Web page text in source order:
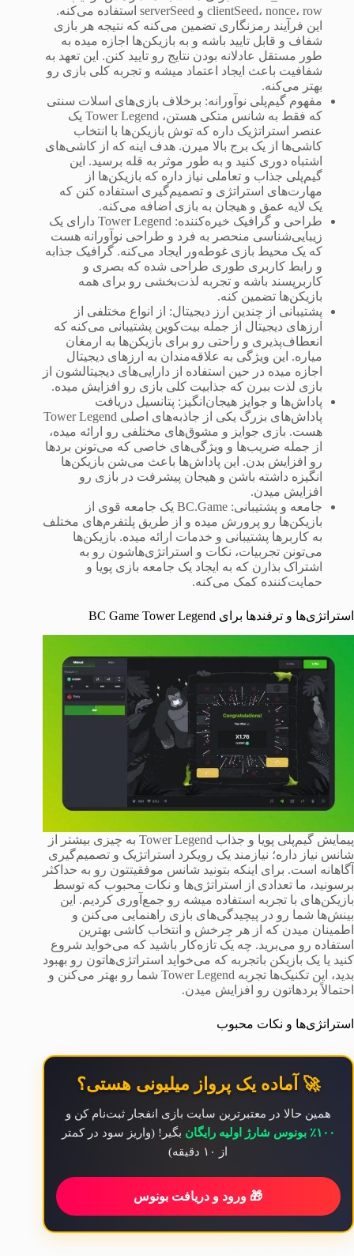
clientSeed، nonce، row و serverSeed استفاده می‌کنه.
این فرآیند رمزنگاری تضمین می‌کنه که نتیجه هر بازی
شفاف و قابل تایید باشه و به بازیکن‌ها اجازه میده به
طور مستقل عادلانه بودن نتایج رو تایید کنن. این تعهد به
شفافیت باعث ایجاد اعتماد میشه و تجربه کلی بازی رو
بهتر می‌کنه.
مفهوم گیم‌پلی نوآورانه: برخلاف بازی‌های اسلات سنتی
که فقط به شانس متکی هستن، Tower Legend یک
عنصر استراتژیک داره که توش بازیکن‌ها با انتخاب
کاشی‌ها از یک برج بالا میرن. هدف اینه که از کاشی‌های
اشتباه دوری کنید و به طور موثر به قله برسید. این
گیم‌پلی جذاب و تعاملی نیاز داره که بازیکن‌ها از
مهارت‌های استراتژی و تصمیم‌گیری استفاده کنن که
یک لایه عمق و هیجان به بازی اضافه می‌کنه.
طراحی و گرافیک خیره‌کننده: Tower Legend دارای یک
زیبایی‌شناسی منحصر به فرد و طراحی نوآورانه هست
که یک محیط بازی غوطه‌ور ایجاد می‌کنه. گرافیک جذابه
و رابط کاربری طوری طراحی شده که بصری و
کاربرپسند باشه و تجربه لذت‌بخشی رو برای همه
بازیکن‌ها تضمین کنه.
پشتیبانی از چندین ارز دیجیتال: از انواع مختلفی از
ارزهای دیجیتال از جمله بیت‌کوین پشتیبانی می‌کنه که
انعطاف‌پذیری و راحتی رو برای بازیکن‌ها به ارمغان
میاره. این ویژگی به علاقه‌مندان به ارزهای دیجیتال
اجازه میده در حین استفاده از دارایی‌های دیجیتالشون از
بازی لذت ببرن که جذابیت کلی بازی رو افزایش میده.
پاداش‌ها و جوایز هیجان‌انگیز: پتانسیل دریافت
پاداش‌های بزرگ یکی از جاذبه‌های اصلی Tower Legend
هست. بازی جوایز و مشوق‌های مختلفی رو ارائه میده،
از جمله ضریب‌ها و ویژگی‌های خاصی که می‌تونن برد‌ها
رو افزایش بدن. این پاداش‌ها باعث می‌شن بازیکن‌ها
انگیزه داشته باشن و هیجان پیشرفت در بازی رو
افزایش میدن.
جامعه و پشتیبانی: BC.Game یک جامعه قوی از
بازیکن‌ها رو پرورش میده و از طریق پلتفرم‌های مختلف
به کاربرها پشتیبانی و خدمات ارائه میده. بازیکن‌ها
می‌تونن تجربیات، نکات و استراتژی‌هاشون رو به
اشتراک بذارن که به ایجاد یک جامعه بازی پویا و
حمایت‌کننده کمک می‌کنه.
استراتژی‌ها و ترفندها برای BC Game Tower Legend
پیمایش گیم‌پلی پویا و جذاب Tower Legend به چیزی بیشتر از
شانس نیاز داره؛ نیازمند یک رویکرد استراتژیک و تصمیم‌گیری
آگاهانه است. برای اینکه بتونید شانس موفقیتتون رو به حداکثر
برسونید، ما تعدادی از استراتژی‌ها و نکات محبوب که توسط
بازیکن‌های با تجربه استفاده میشه رو جمع‌آوری کردیم. این
بینش‌ها شما رو در پیچیدگی‌های بازی راهنمایی می‌کنن و
اطمینان میدن که از هر چرخش و انتخاب کاشی بهترین
استفاده رو می‌برید. چه یک تازه‌کار باشید که می‌خواید شروع
کنید یا یک بازیکن باتجربه که می‌خواید استراتژی‌هاتون رو بهبود
بدید، این تکنیک‌ها تجربه Tower Legend شما رو بهتر می‌کنن و
احتمالاً برد‌هاتون رو افزایش میدن.
استراتژی‌ها و نکات محبوب
🚀 آماده یک پرواز میلیونی هستی؟
همین حالا در معتبرترین سایت بازی انفجار ثبت‌نام کن و
۱۰۰٪ بونوس شارژ اولیه رایگان
بگیر! (واریز سود در کمتر
از ۱۰ دقیقه)
🎁 ورود و دریافت بونوس